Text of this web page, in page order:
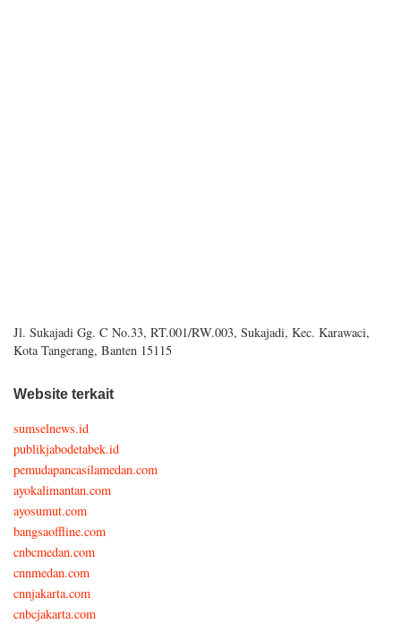
Jl. Sukajadi Gg. C No.33, RT.001/RW.003, Sukajadi, Kec. Karawaci,
Kota Tangerang, Banten 15115
Website terkait
sumselnews.id
publikjabodetabek.id
pemudapancasilamedan.com
ayokalimantan.com
ayosumut.com
bangsaoffline.com
cnbcmedan.com
cnnmedan.com
cnnjakarta.com
cnbcjakarta.com